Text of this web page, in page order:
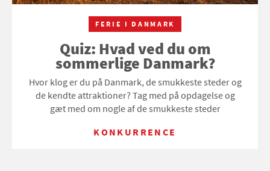
FERIE I DANMARK
Quiz: Hvad ved du om
sommerlige Danmark?
Hvor klog er du på Danmark, de smukkeste steder og
de kendte attraktioner? Tag med på opdagelse og
gæt med om nogle af de smukkeste steder
KONKURRENCE